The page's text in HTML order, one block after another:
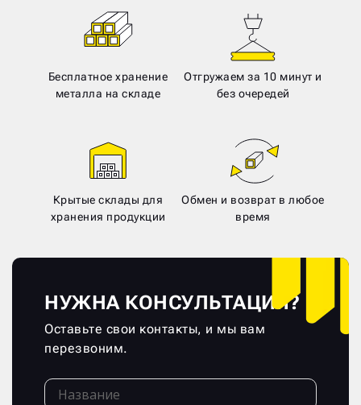
Бесплатное хранение
металла на складе
Отгружаем за 10 минут и
без очередей
Крытые склады для
хранения продукции
Обмен и возврат в любое
время
НУЖНА КОНСУЛЬТАЦИЯ?
Оставьте свои контакты, и мы вам
перезвоним.